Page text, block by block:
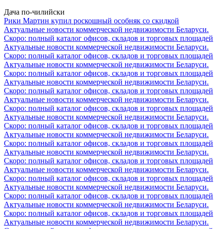
Дача по-чилийски
Рики Мартин купил роскошный особняк со скидкой
Актуальные новости коммерческой недвижимости Беларуси.
Скоро: полный каталог офисов, складов и торговых площадей
Актуальные новости коммерческой недвижимости Беларуси.
Скоро: полный каталог офисов, складов и торговых площадей
Актуальные новости коммерческой недвижимости Беларуси.
Скоро: полный каталог офисов, складов и торговых площадей
Актуальные новости коммерческой недвижимости Беларуси.
Скоро: полный каталог офисов, складов и торговых площадей
Актуальные новости коммерческой недвижимости Беларуси.
Скоро: полный каталог офисов, складов и торговых площадей
Актуальные новости коммерческой недвижимости Беларуси.
Скоро: полный каталог офисов, складов и торговых площадей
Актуальные новости коммерческой недвижимости Беларуси.
Скоро: полный каталог офисов, складов и торговых площадей
Актуальные новости коммерческой недвижимости Беларуси.
Скоро: полный каталог офисов, складов и торговых площадей
Актуальные новости коммерческой недвижимости Беларуси.
Скоро: полный каталог офисов, складов и торговых площадей
Актуальные новости коммерческой недвижимости Беларуси.
Скоро: полный каталог офисов, складов и торговых площадей
Актуальные новости коммерческой недвижимости Беларуси.
Скоро: полный каталог офисов, складов и торговых площадей
Актуальные новости коммерческой недвижимости Беларуси.